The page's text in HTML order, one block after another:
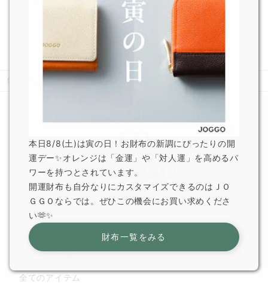
2026.6.5
ニュース 11/16 POP-UP SHOPのお知らせ
For Gift
ギフトで選ばれている理由
全てのアイテム
本日8/8(土)は寅の日！お財布の新調にぴったりの開
運デー✨オレンジは「金運」や「対人運」を高めるパ
ワーを持つとされています。
開運財布も自分なりにカスタマイズできるのはＪＯ
ＧＧＯならでは。ぜひこの機会にお買い求めくださ
い🫶✨
財布一覧をみる